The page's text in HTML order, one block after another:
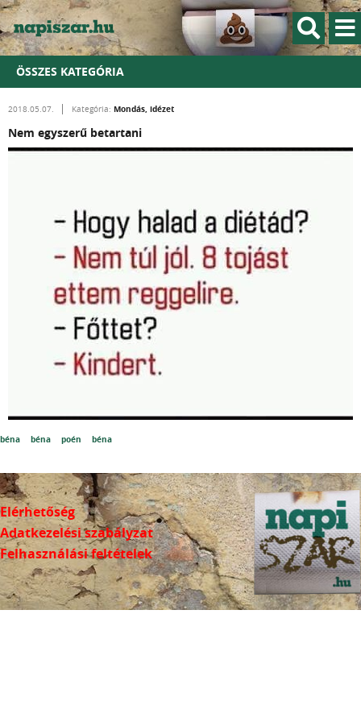
ÖSSZES KATEGÓRIA
2018.05.07. Kategória: Mondás, idézet
Nem egyszerű betartani
béna béna poén béna
Elérhetőség
Adatkezelési szabályzat
Felhasználási feltételek